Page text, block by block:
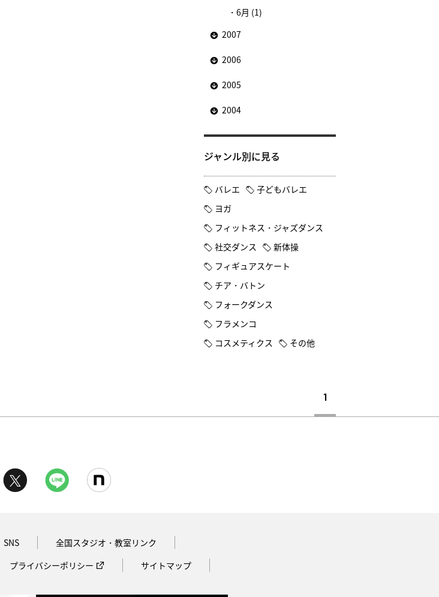
6月 (1)
2007
2006
2005
2004
ジャンル別に見る
バレエ
子どもバレエ
ヨガ
フィットネス・ジャズダンス
社交ダンス
新体操
フィギュアスケート
チア・バトン
フォークダンス
フラメンコ
コスメティクス
その他
1
SNS
全国スタジオ・教室リンク
プライバシーポリシー サイトマップ